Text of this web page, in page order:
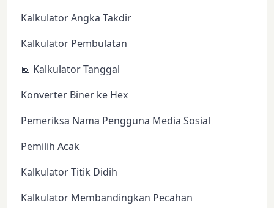
Kalkulator Angka Takdir
Kalkulator Pembulatan
📅 Kalkulator Tanggal
Konverter Biner ke Hex
Pemeriksa Nama Pengguna Media Sosial
Pemilih Acak
Kalkulator Titik Didih
Kalkulator Membandingkan Pecahan